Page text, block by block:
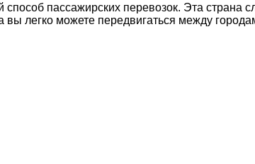
пассажирских перевозок. Эта страна
вы легко можете передвигаться между